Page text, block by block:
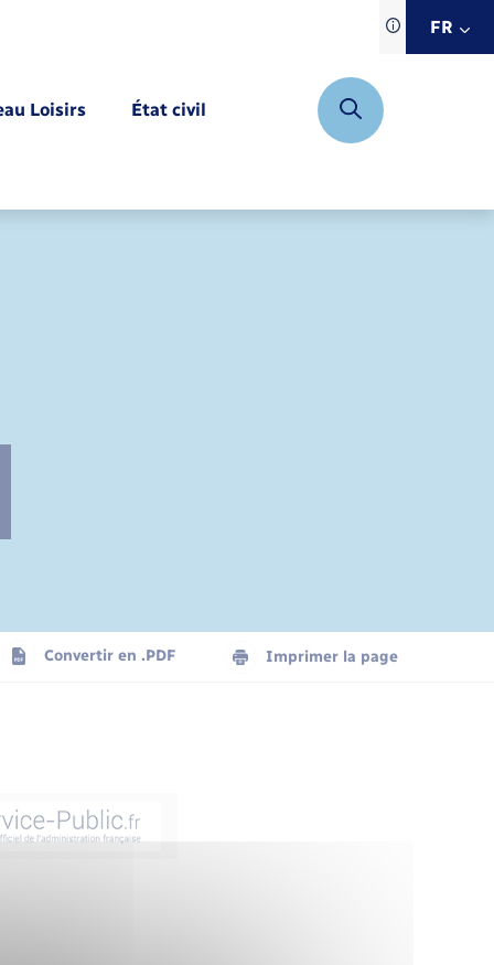
Traduction
siteFR
Loisirs État civil
Convertir en .PDF Imprimer la page